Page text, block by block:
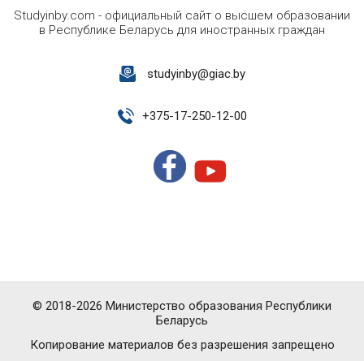
Studyinby.com - официальный сайт о высшем образовании
в Республике Беларусь для иностранных граждан
studyinby@giac.by
+375-17-250-12-00
Копирование материалов без разрешения запрещено
© 2018-2026 Министерство образования Республики
Беларусь